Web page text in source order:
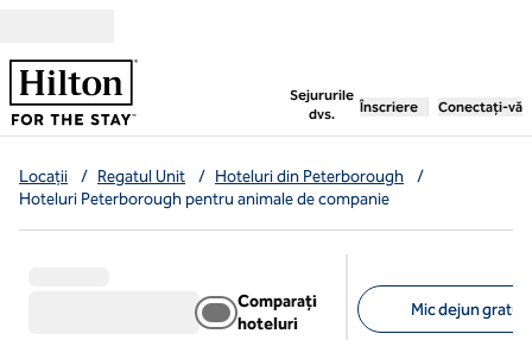
Sejururile
dvs.
, deschide o filă nouă
Înscriere Conectați-vă
Locații / Regatul Unit / Hoteluri din Peterborough
/
Hoteluri Peterborough pentru animale de companie
Comparați
hoteluri
Mic dejun gratuit